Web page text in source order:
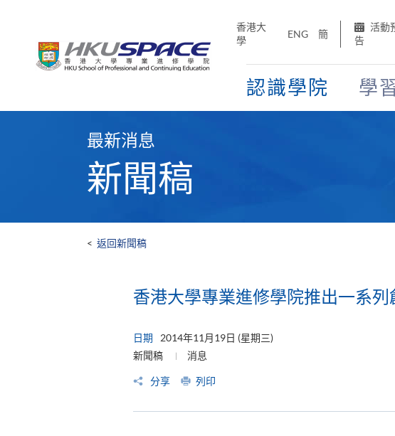
香港大
學
ENG 簡
活動
告
認識學院 學
最新消息
新聞稿
< 返回新聞稿
香港大學專業進修學院推出一系
日期
2014年11月19日 (星期三)
新聞稿
消息
分享 列印